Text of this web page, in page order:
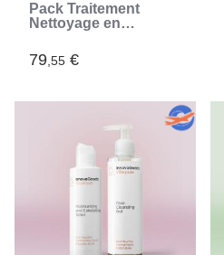
Pack Traitement
Nettoyage en
Kombucha
InnovaGoods
79,55 €